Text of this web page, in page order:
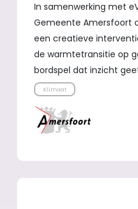
In samenwerking met
Gemeente Amersfoort
een creatieve
de warmtetransitie op
bordspel dat inzicht
Klimaat